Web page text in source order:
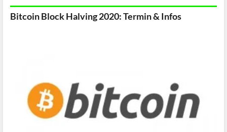
Bitcoin Block Halving 2020: Termin & Infos